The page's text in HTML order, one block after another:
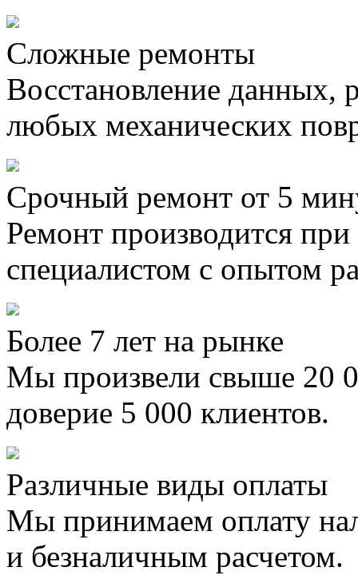
Сложные ремонты
Восстановление данных,
любых механических
Срочный ремонт от 5
Ремонт производится
специалистом с опытом
Более 7 лет на рынке
Мы произвели свыше 20
доверие 5 000 клиентов.
Различные виды оплаты
Мы принимаем оплату
и безналичным расчетом.